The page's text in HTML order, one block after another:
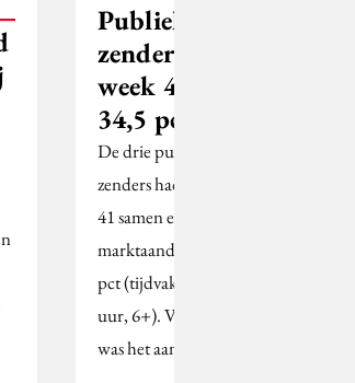
Publieke
zenders in
week 41 op
34,5 pct
De drie publieke
zenders hadden in week
41 samen een
marktaandeel van 34,5
pct (tijdvak 18.00-24.00
uur, 6+). Vorige week
was het aandeel…